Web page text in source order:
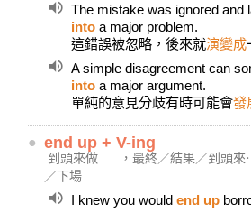
The mistake was ignored and
into a major problem.
這錯誤被忽略，後來就演變成
A simple disagreement can
into a major argument.
單純的意見分歧有時可能會發
● end up + V-ing
到頭來做......，最終／結果／到
／下場
I knew you would end up